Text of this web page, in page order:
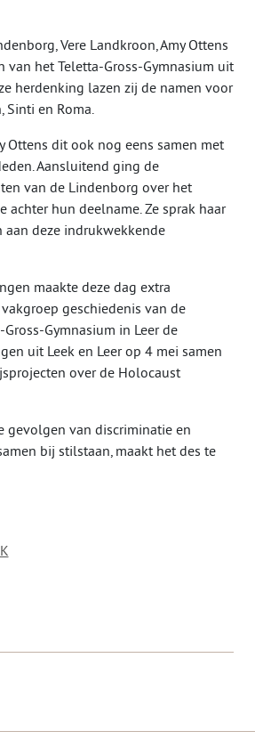
Vere Landkroon, Amy Ottens
van het Teletta-Gross-Gymnasium uit
herdenking lazen zij de namen voor
en Roma.
Ottens dit ook nog eens samen met
Aansluitend ging de
van de Lindenborg over het
hun deelname. Ze sprak haar
deze indrukwekkende
maakte deze dag extra
geschiedenis van de
Gymnasium in Leer de
uit Leek en Leer op 4 mei samen
over de Holocaust
gevolgen van discriminatie en
bij stilstaan, maakt het des te